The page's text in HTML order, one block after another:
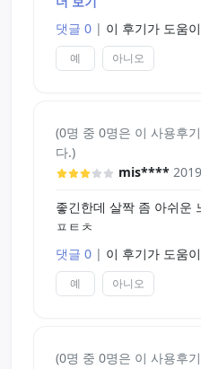
댓글 0 | 이 후기가 도움
예 아니오
(0명 중 0명은 이 사용후
다.)
mis****
좋긴한데 살짝 좀 아쉬운
ㅍㅌㅊ
댓글 0 | 이 후기가 도움
예 아니오
(0명 중 0명은 이 사용후